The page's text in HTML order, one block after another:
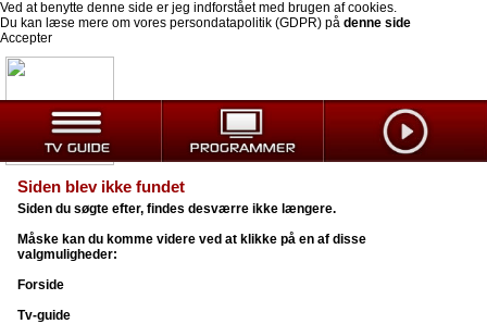
Ved at benytte denne side er jeg indforstået med brugen af cookies.
Du kan læse mere om vores persondatapolitik (GDPR) på denne side
Accepter
Siden blev ikke fundet
Siden du søgte efter, findes desværre ikke længere.
Måske kan du komme videre ved at klikke på en af disse
valgmuligheder:
Forside
Tv-guide